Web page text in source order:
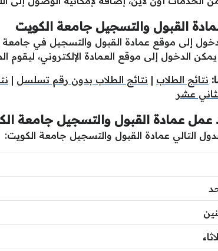
القبول والتسجيل جامعة الكويت
إلى موقع عمادة القبول والتسجيل في جامعة
الدخول إلى موقع العمادة الإلكتروني، ليقوم
نتائج الطلاب | نتائج الطلاب بدون رقم تسلسل |
عشر
عمل عمادة القبول والتسجيل جامعة
التالي عمادة القبول والتسجيل جامعة الكويت: